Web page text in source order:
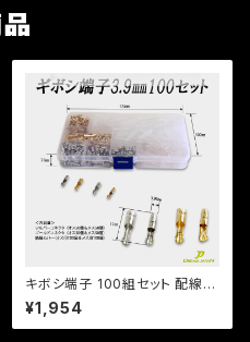
キボシ端子 100組セット 配線
用 /車 /バイク 整備/3.9mm
ケース付/c069【クリックポスト
送料無料】
¥1,954